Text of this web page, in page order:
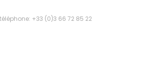
+33 (0)3 66 72 85 22